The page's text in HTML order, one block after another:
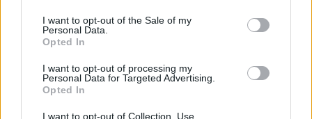
I want to opt-out of the Sale of my
Personal Data.
Opted In
I want to opt-out of processing my
Personal Data for Targeted Advertising.
Opted In
I want to opt-out of Collection, Use,
Savaitės vidurys nusimato karštas: temperatūra kils iki
32 laipsnių šilumos